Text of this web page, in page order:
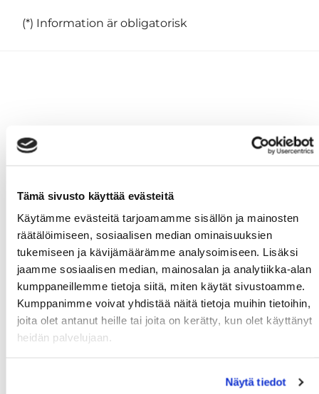
Tämä sivusto käyttää evästeitä
Käytämme evästeitä tarjoamamme sisällön ja mainosten
räätälöimiseen, sosiaalisen median ominaisuuksien
tukemiseen ja kävijämäärämme analysoimiseen. Lisäksi
jaamme sosiaalisen median, mainosalan ja analytiikka-alan
kumppaneillemme tietoja siitä, miten käytät sivustoamme.
Kumppanimme voivat yhdistää näitä tietoja muihin tietoihin,
joita olet antanut heille tai joita on kerätty, kun olet käyttänyt
heidän palvelujaan.
Näytä tiedot
(*) Information är obligatorisk